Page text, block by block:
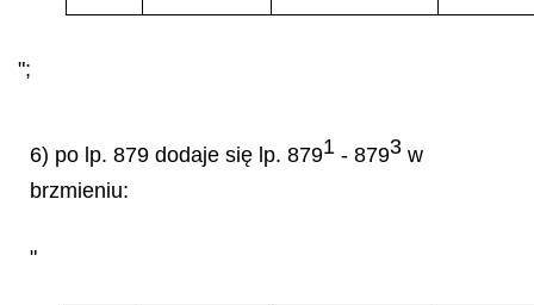
";
6) po lp. 879 dodaje się lp. 8791 - 8793 w
brzmieniu:
"